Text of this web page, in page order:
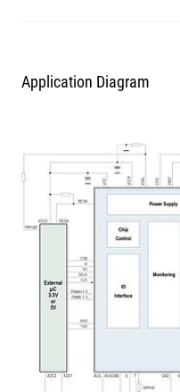
Application Diagram